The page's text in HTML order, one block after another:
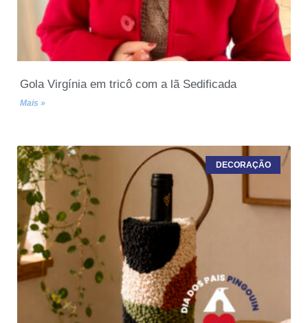
Gola Virgínia em tricô com a lã Sedificada
Mais »
DECORAÇÃO